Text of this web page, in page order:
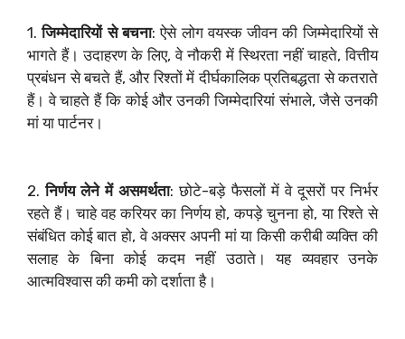
1.जिम्मेदारियों से बचना: ऐसे लोग वयस्क जीवन की जिम्मेदारियों से
भागते हैं। उदाहरण के लिए, वे नौकरी में स्थिरता नहीं चाहते, वित्तीय
प्रबंधन से बचते हैं, और रिश्तों में दीर्घकालिक प्रतिबद्धता से कतराते
हैं। वे चाहते हैं कि कोई और उनकी जिम्मेदारियां संभाले, जैसे उनकी
मां या पार्टनर।
2.निर्णय लेने में असमर्थता: छोटे-बड़े फैसलों में वे दूसरों पर निर्भर
रहते हैं। चाहे वह करियर का निर्णय हो, कपड़े चुनना हो, या रिश्ते से
संबंधित कोई बात हो, वे अक्सर अपनी मां या किसी करीबी व्यक्ति की
सलाह के बिना कोई कदम नहीं उठाते। यह व्यवहार उनके
आत्मविश्वास की कमी को दर्शाता है।